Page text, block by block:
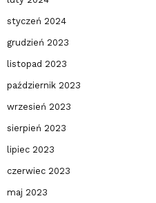
styczeń 2024
grudzień 2023
listopad 2023
październik 2023
wrzesień 2023
sierpień 2023
lipiec 2023
czerwiec 2023
maj 2023